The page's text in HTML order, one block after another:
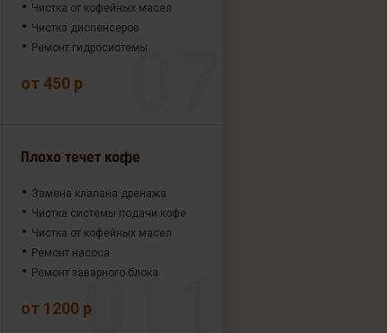
Чистка от кофейных масел
Чистка диспенсеров
Ремонт гидросистемы
от 450 р
Плохо течет кофе
Замена клапана дренажа
Чистка системы подачи кофе
Чистка от кофейных масел
Ремонт насоса
Ремонт заварного блока
от 1200 р